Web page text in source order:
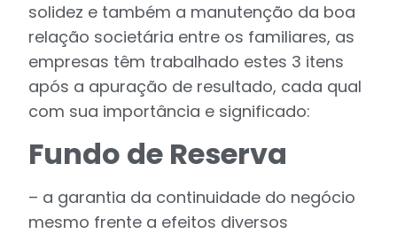
solidez e também a manutenção da boa
relação societária entre os familiares, as
empresas têm trabalhado estes 3 itens
após a apuração de resultado, cada qual
com sua importância e significado:
Fundo de Reserva
– a garantia da continuidade do negócio
mesmo frente a efeitos diversos